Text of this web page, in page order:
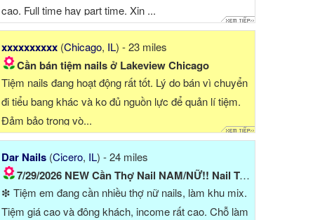
cao. Full time hay part time. Xin ...
xxxxxxxxxx (Chicago, IL) - 23 miles
Cần bán tiệm nails ở Lakeview Chicago
Tiệm nails đang hoạt động rất tốt. Lý do bán vì chuyển
đi tiểu bang khác và ko đủ nguồn lực để quản lí tiệm.
Đảm bảo trong vò...
Dar Nails (Cicero, IL) - 24 miles
7/29/2026 NEW Cần Thợ Nail NAM/NỮ!! Nail Tech Needed...
❇ Tiệm em đang cần nhiều thợ nữ nails, làm khu mix.
Tiệm giá cao và đông khách, income rất cao. Chỗ làm